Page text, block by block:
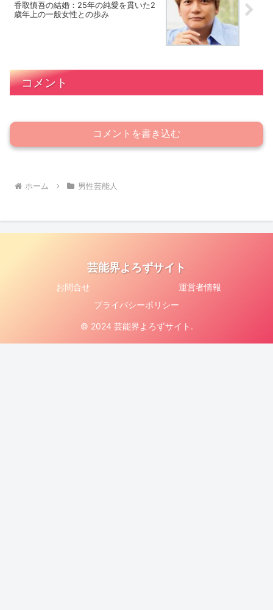
香取慎吾の結婚：25年の純愛を貫いた2
歳年上の一般女性との歩み
コメント
コメントを書き込む
ホーム 男性芸能人
芸能界よろずサイト
お問合せ
運営者情報
プライバシーポリシー
© 2024 芸能界よろずサイト.